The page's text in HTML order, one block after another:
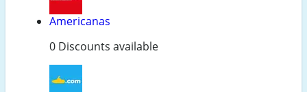
Americanas
0 Discounts available